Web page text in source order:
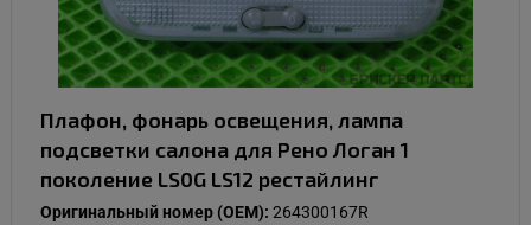
Плафон, фонарь освещения, лампа
подсветки салона для Рено Логан 1
поколение LS0G LS12 рестайлинг
Оригинальный номер (OEM): 264300167R